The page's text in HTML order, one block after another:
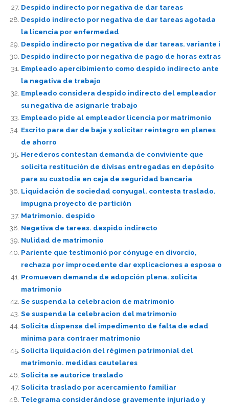
Despido indirecto por negativa de dar tareas
Despido indirecto por negativa de dar tareas agotada
la licencia por enfermedad
Despido indirecto por negativa de dar tareas. variante i
Despido indirecto por negativa de pago de horas extras
Empleado apercibimiento como despido indirecto ante
la negativa de trabajo
Empleado considera despido indirecto del empleador
su negativa de asignarle trabajo
Empleado pide al empleador licencia por matrimonio
Escrito para dar de baja y solicitar reintegro en planes
de ahorro
Herederos contestan demanda de conviviente que
solicita restitución de divisas entregadas en depósito
para su custodia en caja de seguridad bancaria
Liquidación de sociedad conyugal. contesta traslado.
impugna proyecto de partición
Matrimonio. despido
Negativa de tareas. despido indirecto
Nulidad de matrimonio
Pariente que testimonió por cónyuge en divorcio,
rechaza por improcedente dar explicaciones a esposa o
Promueven demanda de adopción plena. solicita
matrimonio
Se suspenda la celebracion de matrimonio
Se suspenda la celebracion del matrimonio
Solicita dispensa del impedimento de falta de edad
minima para contraer matrimonio
Solicita liquidación del régimen patrimonial del
matrimonio. medidas cautelares
Solicita se autorice traslado
Solicita traslado por acercamiento familiar
Telegrama considerándose gravemente injuriado y